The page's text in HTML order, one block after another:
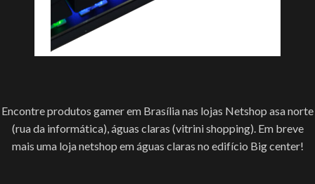
Encontre produtos gamer em Brasília nas lojas Netshop asa norte
(rua da informática), águas claras (vitrini shopping). Em breve
mais uma loja netshop em águas claras no edifício Big center!